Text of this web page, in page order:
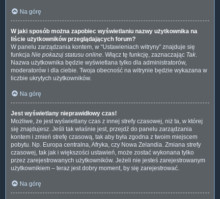
Na górę
W jaki sposób można zapobiec wyświetlaniu nazwy użytkownika na
liście użytkowników przeglądających forum?
W panelu zarządzania kontem, w “Ustawieniach witryny” znajduje się
funkcja Nie pokazuj statusu online. Włącz tę funkcję, zaznaczając Tak.
Nazwa użytkownika będzie wyświetlana tylko dla administratorów,
moderatorów i dla ciebie. Twoja obecność na witrynie będzie wykazana w
liczbie ukrytych użytkowników.
Na górę
Jest wyświetlany nieprawidłowy czas!
Możliwe, że jest wyświetlany czas z innej strefy czasowej, niż ta, w której
się znajdujesz. Jeśli tak właśnie jest, przejdź do panelu zarządzania
kontem i zmień strefę czasową, tak aby była zgodna z twoim miejscem
pobytu. Np. Europa centralna, Afryka, czy Nowa Zelandia. Zmiana strefy
czasowej, tak jak i większości ustawień, może zostać wykonana tylko
przez zarejestrowanych użytkowników. Jeżeli nie jesteś zarejestrowanym
użytkownikiem – teraz jest dobry moment, by się zarejestrować.
Na górę